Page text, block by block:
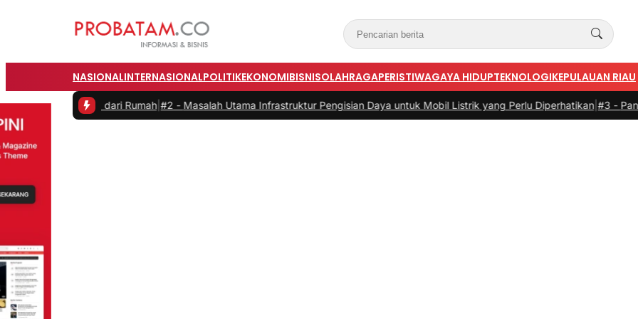
NASIONALINTERNASIONALPOLITIKEKONOMIBISNISOLAHRAGAPERISTIWAGAYA HIDUPTEKNOLOGIKEPULAUAN RIAU
Bekerja dari Rumah |#2 -Masalah Utama Infrastruktur Pengisian Daya untuk Mobil Listrik yang Perlu Diperhatikan|#3 -Panduan